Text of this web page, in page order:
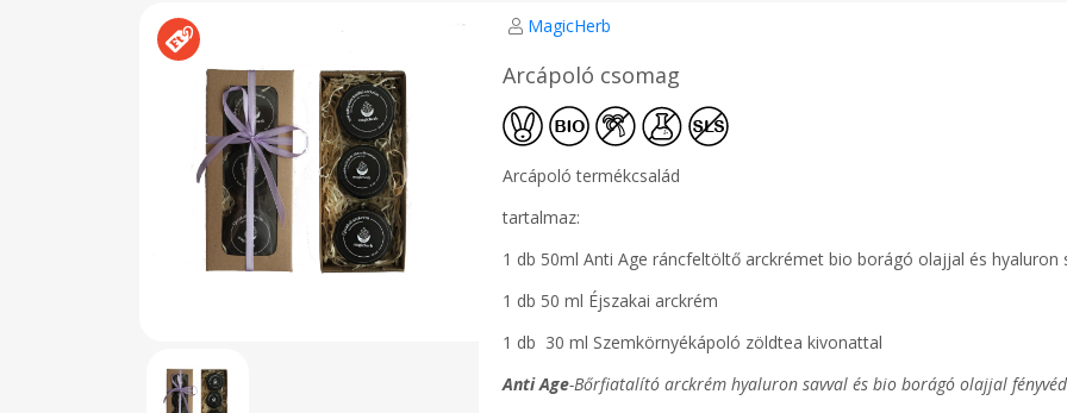
MagicHerb
Arcápoló csomag
Arcápoló termékcsalád
tartalmaz:
1 db 50ml Anti Age ráncfeltöltő arckrémet bio borágó olajjal és hyaluron
1 db 50 ml Éjszakai arckrém
1 db 30 ml Szemkörnyékápoló zöldtea kivonattal
Anti Age-Bőrfiatalító arckrém hyaluron savval és bio borágó olajjal